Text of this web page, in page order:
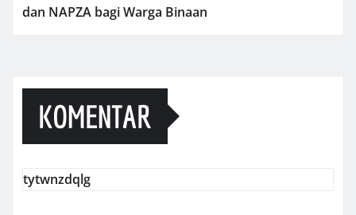
dan NAPZA bagi Warga Binaan
KOMENTAR
tytwnzdqlg